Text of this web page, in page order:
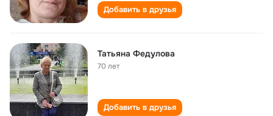
Добавить в друзья
Татьяна Федулова
70 лет
Добавить в друзья